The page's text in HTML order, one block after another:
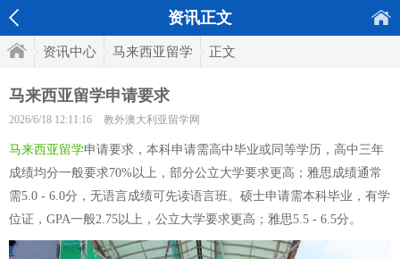
资讯正文
资讯中心 马来西亚留学 正文
马来西亚留学申请要求
2026/6/18 12:11:16 教外澳大利亚留学网
马来西亚留学申请要求，本科申请需高中毕业或同等学历，高中三年
成绩均分一般要求70%以上，部分公立大学要求更高；雅思成绩通常
需5.0 - 6.0分，无语言成绩可先读语言班。硕士申请需本科毕业，有学
位证，GPA一般2.75以上，公立大学要求更高；雅思5.5 - 6.5分。